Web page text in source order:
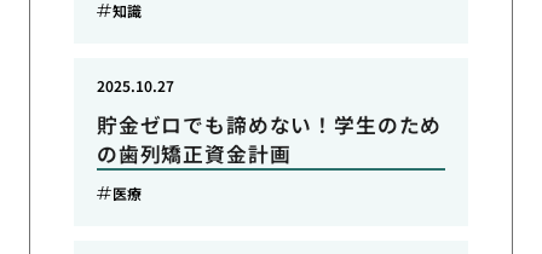
知識
貯金ゼロでも諦めない！学生のため
の歯列矯正資金計画
2025.10.27
医療